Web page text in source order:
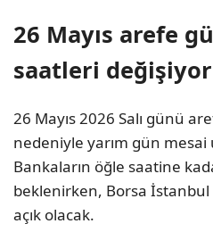
26 Mayıs arefe
saatleri değişiyor
26 Mayıs 2026 Salı günü
nedeniyle yarım gün
Bankaların öğle saatine
beklenirken, Borsa İstanbul
açık olacak.